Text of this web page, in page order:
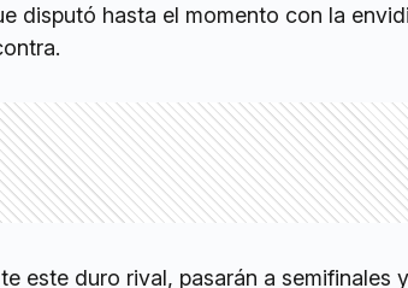
disputó hasta el momento con la
este duro rival, pasarán a semifinales